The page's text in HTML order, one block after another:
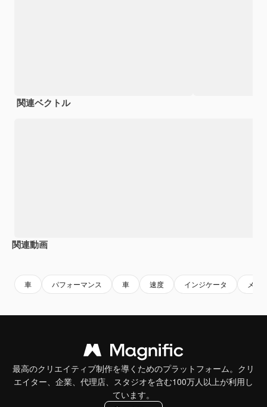
関連ベクトル
関連動画
車 パフォーマンス 車 速度 インジケータ メー
最高のクリエイティブ制作を導くためのプラットフォーム。クリ
エイター、企業、代理店、スタジオを含む100万人以上が利用し
ています。